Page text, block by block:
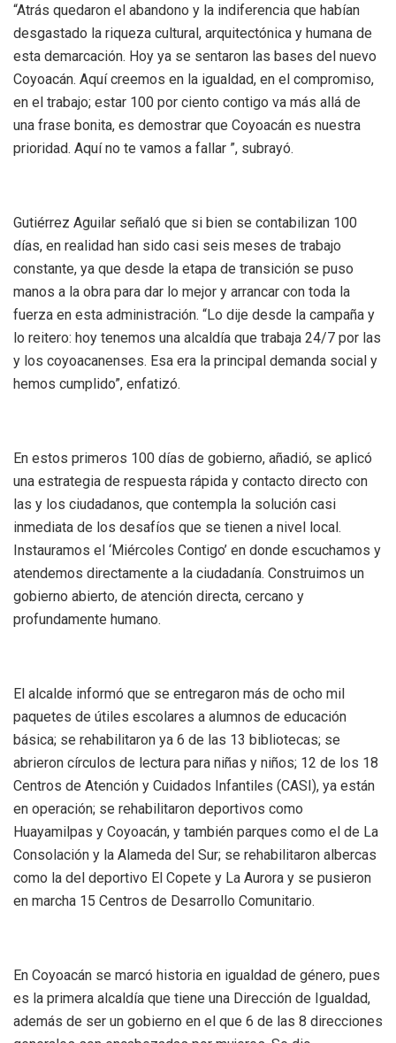
“Atrás quedaron el abandono y la indiferencia que habían
desgastado la riqueza cultural, arquitectónica y humana de
esta demarcación. Hoy ya se sentaron las bases del nuevo
Coyoacán. Aquí creemos en la igualdad, en el compromiso,
en el trabajo; estar 100 por ciento contigo va más allá de
una frase bonita, es demostrar que Coyoacán es nuestra
prioridad. Aquí no te vamos a fallar ”, subrayó.
Gutiérrez Aguilar señaló que si bien se contabilizan 100
días, en realidad han sido casi seis meses de trabajo
constante, ya que desde la etapa de transición se puso
manos a la obra para dar lo mejor y arrancar con toda la
fuerza en esta administración. “Lo dije desde la campaña y
lo reitero: hoy tenemos una alcaldía que trabaja 24/7 por las
y los coyoacanenses. Esa era la principal demanda social y
hemos cumplido”, enfatizó.
En estos primeros 100 días de gobierno, añadió, se aplicó
una estrategia de respuesta rápida y contacto directo con
las y los ciudadanos, que contempla la solución casi
inmediata de los desafíos que se tienen a nivel local.
Instauramos el ‘Miércoles Contigo’ en donde escuchamos y
atendemos directamente a la ciudadanía. Construimos un
gobierno abierto, de atención directa, cercano y
profundamente humano.
El alcalde informó que se entregaron más de ocho mil
paquetes de útiles escolares a alumnos de educación
básica; se rehabilitaron ya 6 de las 13 bibliotecas; se
abrieron círculos de lectura para niñas y niños; 12 de los 18
Centros de Atención y Cuidados Infantiles (CASI), ya están
en operación; se rehabilitaron deportivos como
Huayamilpas y Coyoacán, y también parques como el de La
Consolación y la Alameda del Sur; se rehabilitaron albercas
como la del deportivo El Copete y La Aurora y se pusieron
en marcha 15 Centros de Desarrollo Comunitario.
En Coyoacán se marcó historia en igualdad de género, pues
es la primera alcaldía que tiene una Dirección de Igualdad,
además de ser un gobierno en el que 6 de las 8 direcciones